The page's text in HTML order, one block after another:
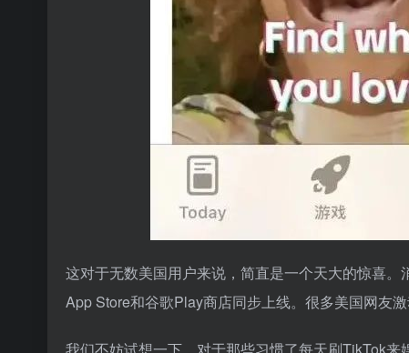
这对于无数美国用户来说，简直是一个天大的惊喜
App Store和谷歌Play商店同步上线。很多美国网友